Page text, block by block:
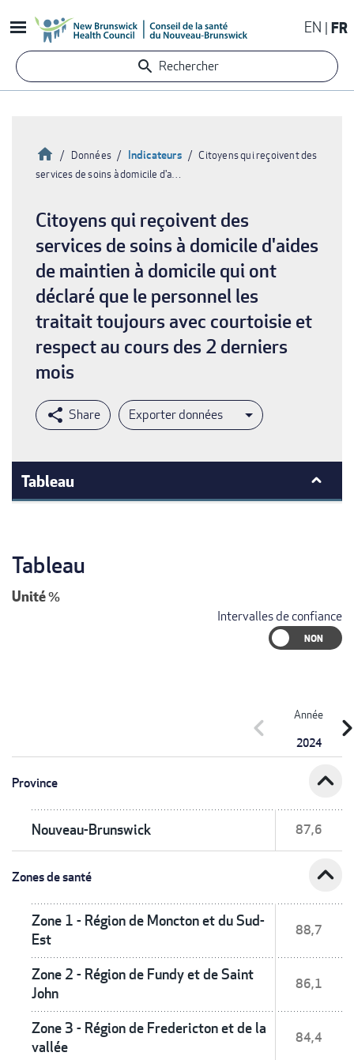
au
contenu
principal
EN FR
Rechercher
d'Ariane
Accueil
Données Indicateurs
Citoyens qui reçoivent des
services de soins à domicile d'a…
Citoyens qui reçoivent des
services de soins à domicile d'aides
de maintien à domicile qui ont
déclaré que le personnel les
traitait toujours avec courtoisie et
respect au cours des 2 derniers
mois
Exporter données
Tableau
Tableau
Unité%
Intervalles de confiance
Année
2024
chevron_left
Province expand_less
Nouveau-Brunswick 87,6
Zones de santé expand_less
Zone 1 - Région de Moncton et du Sud-
Est
88,7
Zone 2 - Région de Fundy et de Saint
John
86,1
Zone 3 - Région de Fredericton et de la
vallée
84,4